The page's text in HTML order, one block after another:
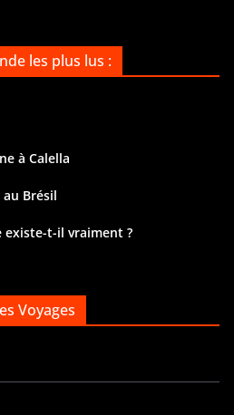
les plus lus :
à Calella
Brésil
existe-t-il vraiment ?
Voyages